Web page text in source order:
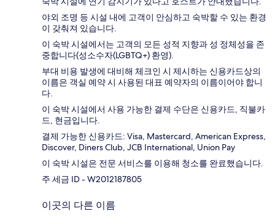
야외 조명 등 시설 내에 고객이 안심하고 숙박할 수 있는 환경
이 갖춰져 있습니다.
이 숙박 시설에서는 고객의 모든 성적 지향과 성 정체성을 존
중합니다(성소수자(LGBTQ+) 환영).
부대 비용 발생에 대비해 체크인 시 제시하는 신용카드상의
이름은 객실 예약 시 사용된 대표 예약자의 이름이어야 합니
다.
이 숙박 시설에서 사용 가능한 결제 수단은 신용카드, 직불카
드, 현금입니다.
결제 가능한 신용카드: Visa, Mastercard, American Express,
Discover, Diners Club, JCB International, Union Pay
이 숙박 시설은 전문 서비스를 이용해 청소를 완료했습니다.
주 세금 ID - W2012187805
이곳의 다른 이름